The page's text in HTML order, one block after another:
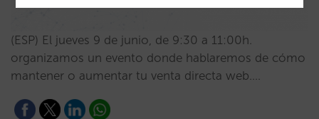
(ESP) El jueves 9 de junio, de 9:30 a 11:00h.
organizamos un evento donde hablaremos de cómo
mantener o aumentar tu venta directa web.…